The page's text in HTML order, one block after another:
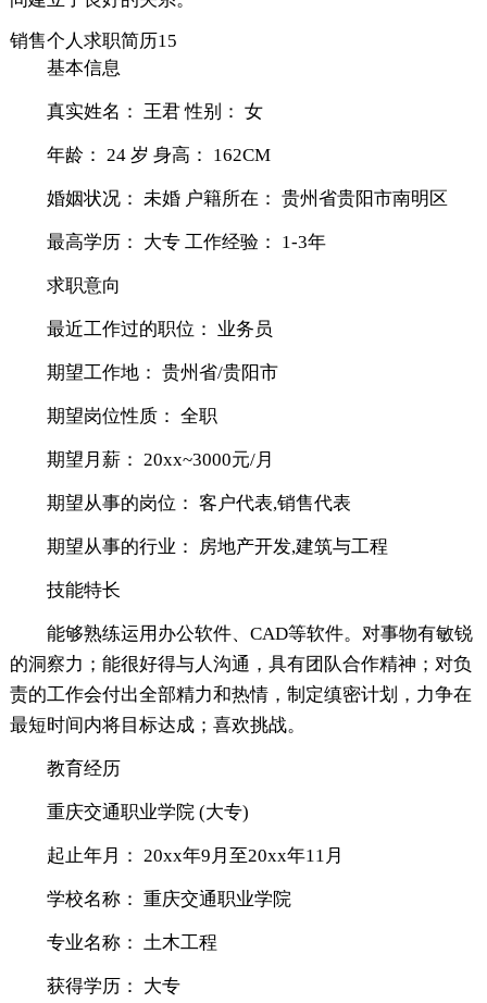
销售个人求职简历15
基本信息
真实姓名： 王君 性别： 女
年龄： 24 岁 身高： 162CM
婚姻状况： 未婚 户籍所在： 贵州省贵阳市南明区
最高学历： 大专 工作经验： 1-3年
求职意向
最近工作过的职位： 业务员
期望工作地： 贵州省/贵阳市
期望岗位性质： 全职
期望月薪： 20xx~3000元/月
期望从事的岗位： 客户代表,销售代表
期望从事的行业： 房地产开发,建筑与工程
技能特长
能够熟练运用办公软件、CAD等软件。对事物有敏锐
的洞察力；能很好得与人沟通，具有团队合作精神；对负
责的工作会付出全部精力和热情，制定缜密计划，力争在
最短时间内将目标达成；喜欢挑战。
教育经历
重庆交通职业学院 (大专)
起止年月： 20xx年9月至20xx年11月
学校名称： 重庆交通职业学院
专业名称： 土木工程
获得学历： 大专